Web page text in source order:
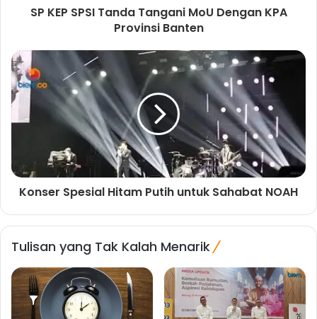
SP KEP SPSI Tanda Tangani MoU Dengan KPA
Provinsi Banten
Konser Spesial Hitam Putih untuk Sahabat NOAH
Tulisan yang Tak Kalah Menarik